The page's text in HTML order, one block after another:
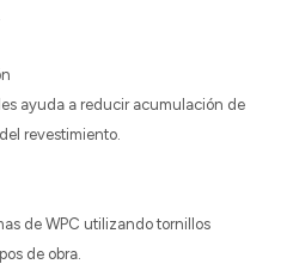
ayuda a reducir acumulación de
revestimiento.
de WPC utilizando tornillos
de obra.